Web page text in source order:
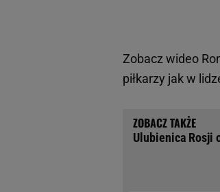
Zobacz wideo
piłkarzy jak w
Ulubienica Rosji